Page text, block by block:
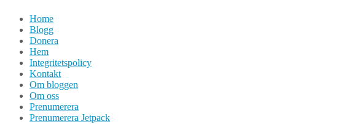
Hoppa
innehåll
Home
Blogg
Donera
Hem
Integritetspolicy
Kontakt
Om bloggen
Om oss
Prenumerera
Prenumerera Jetpack